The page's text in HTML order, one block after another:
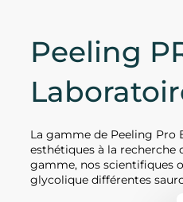
Peeling
La gamme de Peeling Pro
esthétiques à la recherche
gamme, nos scientifiques
glycolique différentes